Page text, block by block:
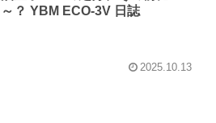
～？ YBM ECO-3V 日誌
2025.10.13